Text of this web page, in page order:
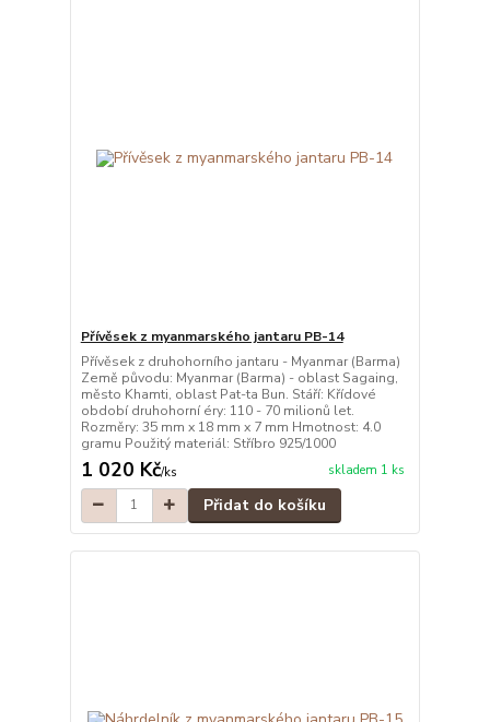
Přívěsek z myanmarského jantaru PB-14
Přívěsek z druhohorního jantaru - Myanmar (Barma)
Země původu: Myanmar (Barma) - oblast Sagaing,
město Khamti, oblast Pat-ta Bun. Stáří: Křídové
období druhohorní éry: 110 - 70 milionů let.
Rozměry: 35 mm x 18 mm x 7 mm Hmotnost: 4.0
gramu Použitý materiál: Stříbro 925/1000
1 020 Kč/ks skladem 1 ks
Přidat do košíku